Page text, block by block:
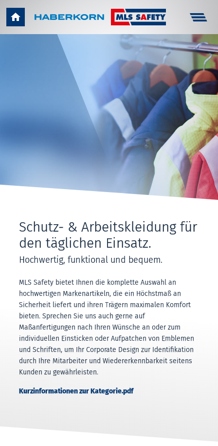
Haberkorn
Unternehmen
Infocenter
Arbeitsschutz
Technik
Karriere
Kontakt
Schutz- & Arbeitskleidung für
den täglichen Einsatz.
Hochwertig, funktional und bequem.
MLS Safety bietet Ihnen die komplette Auswahl an
hochwertigen Markenartikeln, die ein Höchstmaß an
Sicherheit liefert und ihren Trägern maximalen Komfort
bieten. Sprechen Sie uns auch gerne auf
Maßanfertigungen nach Ihren Wünsche an oder zum
individuellen Einsticken oder Aufpatchen von Emblemen
und Schriften, um Ihr Corporate Design zur Identifikation
durch Ihre Mitarbeiter und Wiedererkennbarkeit seitens
Kunden zu gewährleisten.
Kurzinformationen zur Kategorie.pdf